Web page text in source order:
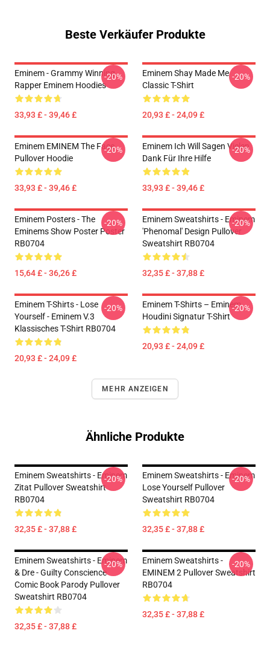
Beste Verkäufer Produkte
Eminem - Grammy Winning
Rapper Eminem Hoodies
33,93 £ - 39,46 £
-20%
Eminem Shay Made Me
Classic T-Shirt
20,93 £ - 24,09 £
-20%
Eminem EMINEM The Face
Pullover Hoodie
33,93 £ - 39,46 £
-20%
Eminem Ich Will Sagen Vielen
Dank Für Ihre Hilfe
33,93 £ - 39,46 £
-20%
Eminem Posters - The
Eminems Show Poster Poster
RB0704
15,64 £ - 36,26 £
-20%
Eminem Sweatshirts - Eminem
'Phenomal' Design Pullover
Sweatshirt RB0704
32,35 £ - 37,88 £
-20%
Eminem T-Shirts - Lose
Yourself - Eminem V.3
Klassisches T-Shirt RB0704
20,93 £ - 24,09 £
-20%
Eminem T-Shirts – Eminem
Houdini Signatur T-Shirt
20,93 £ - 24,09 £
-20%
MEHR ANZEIGEN
Ähnliche Produkte
Eminem Sweatshirts - Eminem
Zitat Pullover Sweatshirt
RB0704
32,35 £ - 37,88 £
-20%
Eminem Sweatshirts - Eminem
Lose Yourself Pullover
Sweatshirt RB0704
32,35 £ - 37,88 £
-20%
Eminem Sweatshirts - Eminem
& Dre - Guilty Conscience
Comic Book Parody Pullover
Sweatshirt RB0704
32,35 £ - 37,88 £
-20%
Eminem Sweatshirts -
EMINEM 2 Pullover Sweatshirt
RB0704
32,35 £ - 37,88 £
-20%